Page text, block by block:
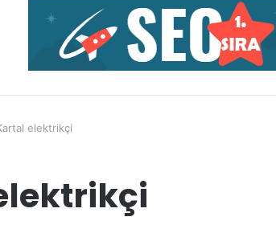
elektrikçi